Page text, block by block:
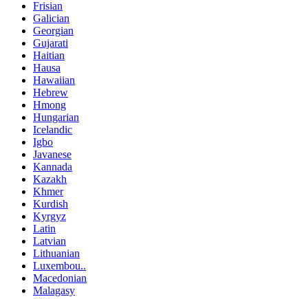
Frisian
Galician
Georgian
Gujarati
Haitian
Hausa
Hawaiian
Hebrew
Hmong
Hungarian
Icelandic
Igbo
Javanese
Kannada
Kazakh
Khmer
Kurdish
Kyrgyz
Latin
Latvian
Lithuanian
Luxembou..
Macedonian
Malagasy